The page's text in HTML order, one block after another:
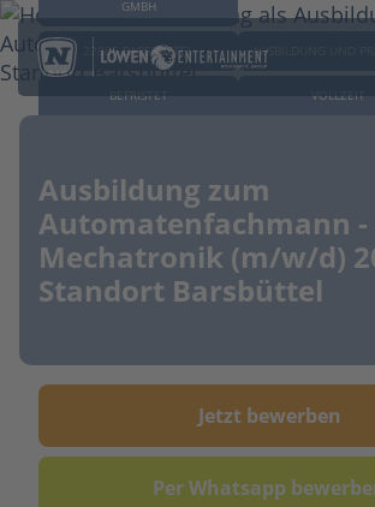
GMBH
22885 BARSBÜTTEL AUSBILDUNG UND
BEFRISTET VOLLZEIT
Ausbildung zum
Automatenfachmann -
Mechatronik (m/w/d)
Standort Barsbüttel
Jetzt bewerben
Per Whatsapp